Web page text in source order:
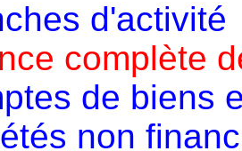
d'activité
complète
de biens
non